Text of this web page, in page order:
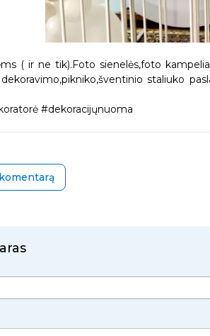
( ir ne tik).Foto sienelės,foto
staliuko
#dekoracijųnuoma